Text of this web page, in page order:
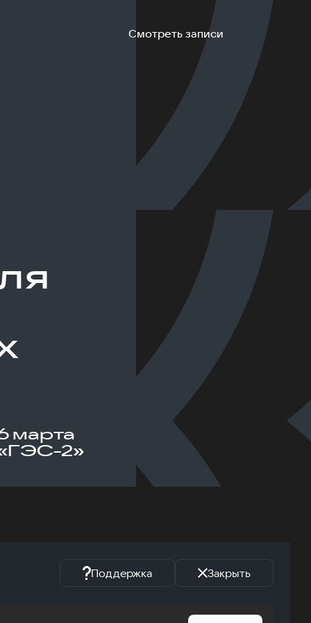
Смотреть записи
марта
2»
Поддержка Закрыть